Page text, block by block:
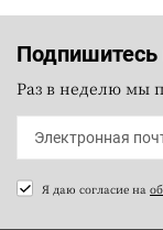
Подпишитесь
Раз в неделю мы
Я даю согласие на